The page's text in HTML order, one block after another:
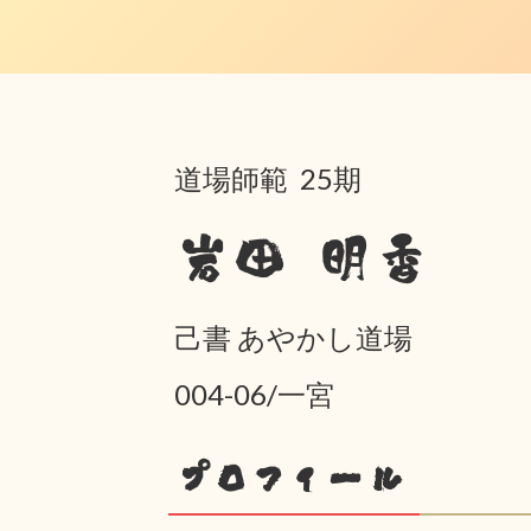
道場師範 25期
岩田 明香
己書 あやかし道場
004-06/一宮
プロフィール